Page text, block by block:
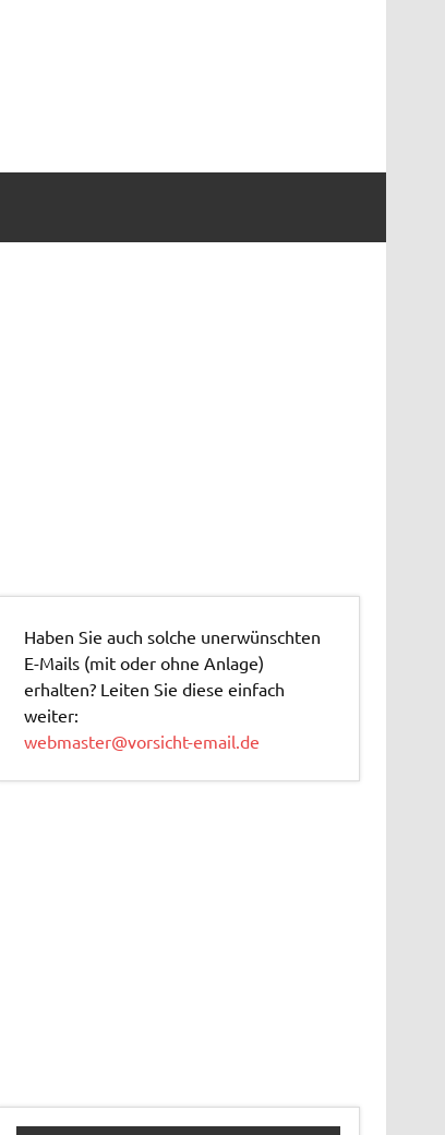
Haben Sie auch solche unerwünschten
E-Mails (mit oder ohne Anlage)
erhalten? Leiten Sie diese einfach
weiter:
webmaster@vorsicht-email.de